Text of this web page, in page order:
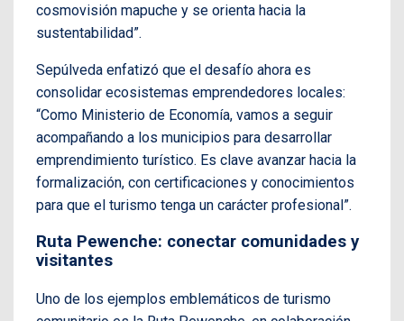
cosmovisión mapuche y se orienta hacia la
sustentabilidad”.
Sepúlveda enfatizó que el desafío ahora es
consolidar ecosistemas emprendedores locales:
“Como Ministerio de Economía, vamos a seguir
acompañando a los municipios para desarrollar
emprendimiento turístico. Es clave avanzar hacia la
formalización, con certificaciones y conocimientos
para que el turismo tenga un carácter profesional”.
Ruta Pewenche: conectar comunidades y
visitantes
Uno de los ejemplos emblemáticos de turismo